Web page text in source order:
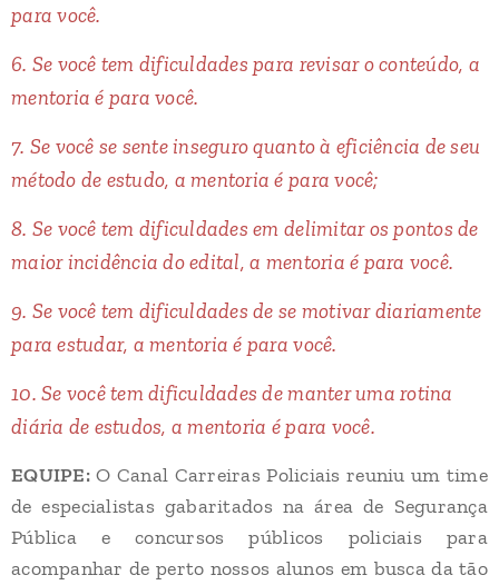
para você.
6. Se você tem dificuldades para revisar o conteúdo, a
mentoria é para você.
7. Se você se sente inseguro quanto à eficiência de seu
método de estudo, a mentoria é para você;
8. Se você tem dificuldades em delimitar os pontos de
maior incidência do edital, a mentoria é para você.
9. Se você tem dificuldades de se motivar diariamente
para estudar, a mentoria é para você.
10. Se você tem dificuldades de manter uma rotina
diária de estudos, a mentoria é para você.
EQUIPE:O Canal Carreiras Policiais reuniu um time
de especialistas gabaritados na área de Segurança
Pública e concursos públicos policiais para
acompanhar de perto nossos alunos em busca da tão